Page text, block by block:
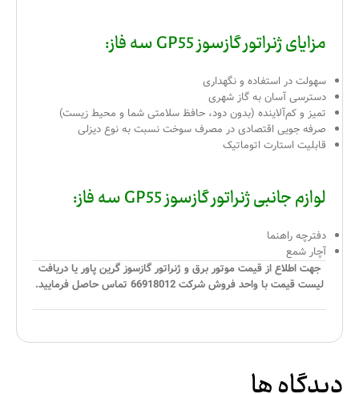
مزایای ژنراتور گازسوز GP55 سه فاز:
سهولت در استفاده و نگهداری
دسترسی آسان به گاز شهری
تمیز و کم‌آلاینده (بدون دود، حافظ سلامتی شما و محیط زیست)
صرفه جویی اقتصادی در مصرف سوخت نسبت به نوع دیزلی
قابلیت استارت اتوماتیک
لوازم جانبی ژنراتور گازسوز GP55 سه فاز:
دفترچه راهنما
آچار شمع
جهت اطلاع از قیمت موتور برق و ژنراتور گازسوز گرین پاور یا دریافت
لیست قیمت با واحد فروش شرکت 66918012 تماس حاصل فرمایید.